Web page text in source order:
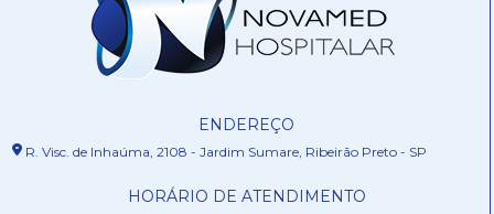
ENDEREÇO
R. Visc. de Inhaúma, 2108 - Jardim Sumare, Ribeirão Preto - SP
HORÁRIO DE ATENDIMENTO